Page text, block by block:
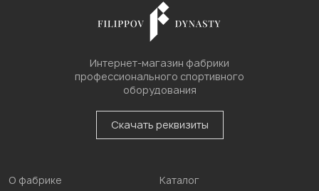
Интернет-магазин фабрики
профессионального спортивного
оборудования
Скачать реквизиты
О фабрике Каталог